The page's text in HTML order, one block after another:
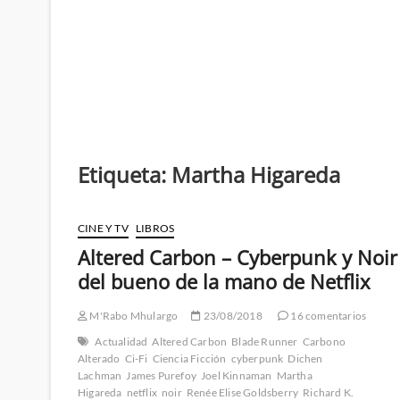
Etiqueta: Martha Higareda
CINE Y TV LIBROS
Altered Carbon – Cyberpunk y Noir
del bueno de la mano de Netflix
M'Rabo Mhulargo 23/08/2018
16 comentarios
Actualidad Altered Carbon Blade Runner Carbono
Alterado Ci-Fi Ciencia Ficción cyberpunk Dichen
Lachman James Purefoy Joel Kinnaman Martha
Higareda netflix noir Renée Elise Goldsberry Richard K.